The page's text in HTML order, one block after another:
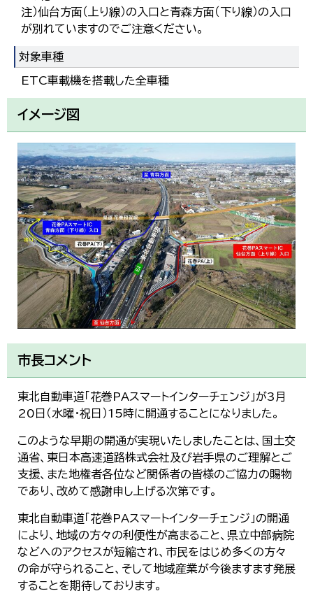
注）仙台方面（上り線）の入口と青森方面（下り線）の入口
が別れていますのでご注意ください。
対象車種
ETC車載機を搭載した全車種
イメージ図
市長コメント
東北自動車道「花巻PAスマートインターチェンジ」が3月
20日（水曜・祝日）15時に開通することになりました。
このような早期の開通が実現いたしましたことは、国土交
通省、東日本高速道路株式会社及び岩手県のご理解とご
支援、また地権者各位など関係者の皆様のご協力の賜物
であり、改めて感謝申し上げる次第です。
東北自動車道「花巻PAスマートインターチェンジ」の開通
により、地域の方々の利便性が高まること、県立中部病院
などへのアクセスが短縮され、市民をはじめ多くの方々
の命が守られること、そして地域産業が今後ますます発展
することを期待しております。